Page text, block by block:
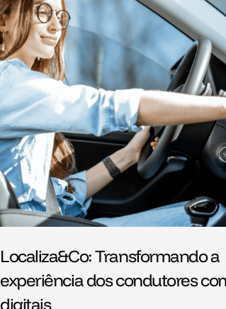
Localiza&Co: Transformando a
experiência dos condutores
digitais